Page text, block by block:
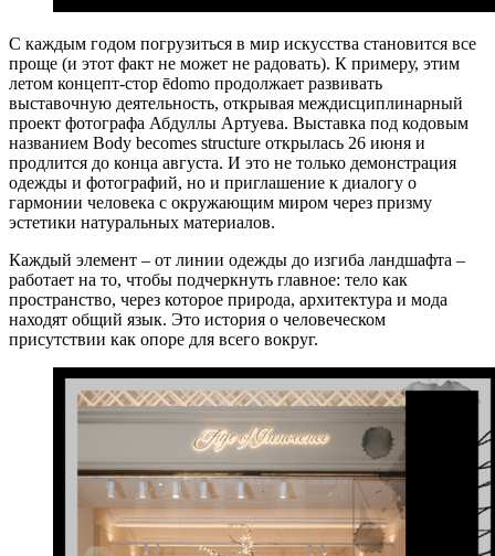
С каждым годом погрузиться в мир искусства становится все
проще (и этот факт не может не радовать). К примеру, этим
летом концепт-стор ēdomo продолжает развивать
выставочную деятельность, открывая междисциплинарный
проект фотографа Абдуллы Артуева. Выставка под кодовым
названием Body becomes structure открылась 26 июня и
продлится до конца августа. И это не только демонстрация
одежды и фотографий, но и приглашение к диалогу о
гармонии человека с окружающим миром через призму
эстетики натуральных материалов.
Каждый элемент – от линии одежды до изгиба ландшафта –
работает на то, чтобы подчеркнуть главное: тело как
пространство, через которое природа, архитектура и мода
находят общий язык. Это история о человеческом
присутствии как опоре для всего вокруг.